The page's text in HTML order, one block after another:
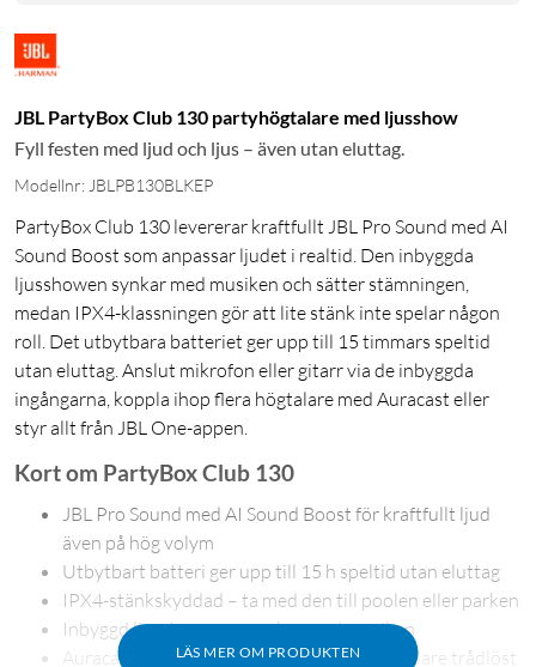
JBL PartyBox Club 130 partyhögtalare med ljusshow
Fyll festen med ljud och ljus – även utan eluttag.
Modellnr: JBLPB130BLKEP
PartyBox Club 130 levererar kraftfullt JBL Pro Sound med AI
Sound Boost som anpassar ljudet i realtid. Den inbyggda
ljusshowen synkar med musiken och sätter stämningen,
medan IPX4-klassningen gör att lite stänk inte spelar någon
roll. Det utbytbara batteriet ger upp till 15 timmars speltid
utan eluttag. Anslut mikrofon eller gitarr via de inbyggda
ingångarna, koppla ihop flera högtalare med Auracast eller
styr allt från JBL One-appen.
LÄS MER OM PRODUKTEN
Kort om PartyBox Club 130
JBL Pro Sound med AI Sound Boost för kraftfullt ljud
även på hög volym
Utbytbart batteri ger upp till 15 h speltid utan eluttag
IPX4-stänkskyddad – ta med den till poolen eller parken
Inbyggd ljusshow som synkar med musiken
Auracast för att koppla ihop flera JBL-högtalare trådlöst